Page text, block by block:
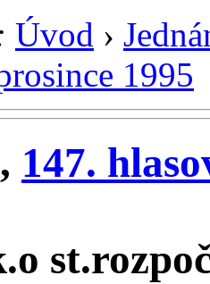
Úvod ›
1995
147.